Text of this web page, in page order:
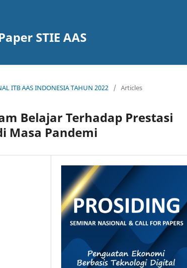
STIE AAS
ITB AAS INDONESIA TAHUN 2022 / Articles
Belajar Terhadap Prestasi
Masa Pandemi